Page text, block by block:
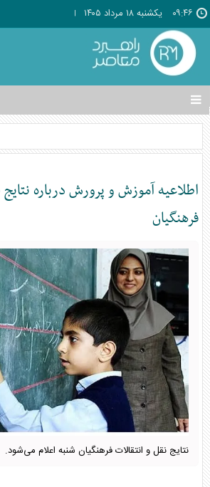
۰۹:۴۶ يکشنبه ۱۸ مرداد ۱۴۰۵
تغییر
وضعیت
منوی
ها
اطلاعیه آموزش و پرورش درباره
فرهنگیان
نتایج نقل و انتقالات فرهنگیان شنبه اعلام می‌شود.